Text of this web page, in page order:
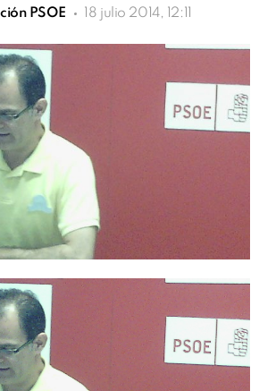
PSOE 18 julio 2014, 12:11